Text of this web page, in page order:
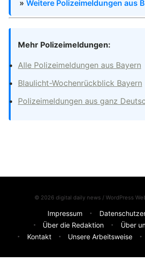
» Weitere Polizeimeldungen aus
Mehr Polizeimeldungen:
Alle Polizeimeldungen aus Bayern
Blaulicht-Wochenrückblick Bayern
Polizeimeldungen aus ganz
© 2026 digital daily news / WordPress
Impressum
Über die Redaktion
Über
Kontakt
Unsere Arbeitsweise